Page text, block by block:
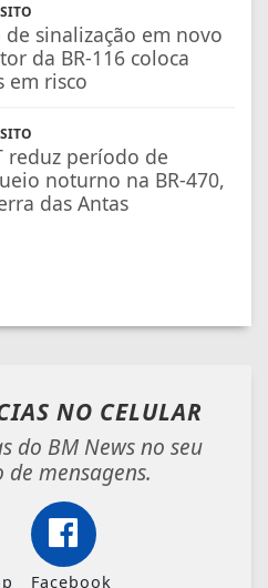
de sinalização em novo
da BR-116 coloca
em risco
reduz período de
noturno na BR-470,
das Antas
NO CELULAR
do BM News no seu
mensagens.
Facebook